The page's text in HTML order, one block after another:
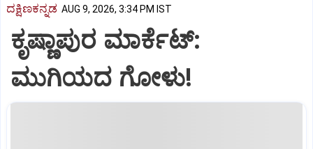
ದಕ್ಷಿಣಕನ್ನಡ AUG 9, 2026, 3:34 PM IST
ಕೃಷ್ಣಾಪುರ ಮಾರ್ಕೆಟ್‌:
ಮುಗಿಯದ ಗೋಳು!